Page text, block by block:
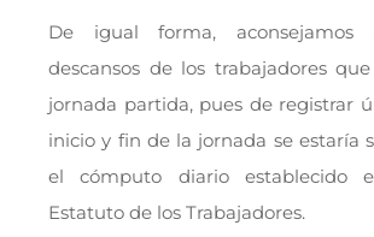
De igual forma, aconsejamos
descansos de los trabajadores
jornada partida, pues de registrar
inicio y fin de la jornada se estaría
el cómputo diario establecido
Estatuto de los Trabajadores.